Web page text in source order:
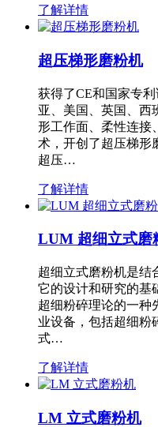
了解详情
超压梯形磨粉机
获得了CE和国家专
亚、美国、英国、西
形工作面、柔性连接
术，开创了超压梯形
超压…
了解详情
LUM 超细立式磨
超细立式磨粉机是结
它的设计和研究的基
超细粉碎理论的一种
业设备，包括超细粉
式…
了解详情
LM 立式磨粉机